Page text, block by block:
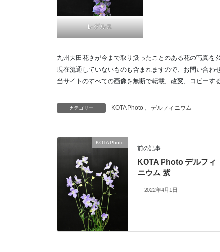
レグルス
九州大田花きが今まで取り扱ったことのある花の写真を
現在流通していないものも含まれますので、お問い合わ
当サイトのすべての画像を無断で転載、改変、コピーす
カテゴリー KOTA Photo デルフィニウム
KOTA Photo
前の記事
KOTA Photo デルフィ
ニウム 紫
2022年4月1日